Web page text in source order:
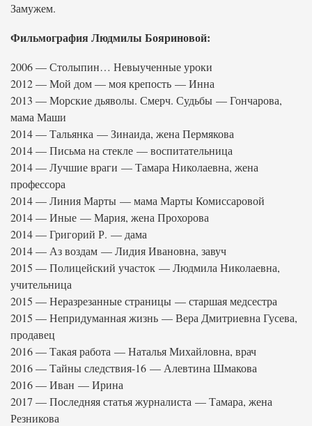
Замужем.
Фильмография Людмилы Бояриновой:
2006 — Столыпин… Невыученные уроки
2012 — Мой дом — моя крепость — Инна
2013 — Морские дьяволы. Смерч. Судьбы — Гончарова,
мама Маши
2014 — Тальянка — Зинаида, жена Пермякова
2014 — Письма на стекле — воспитательница
2014 — Лучшие враги — Тамара Николаевна, жена
профессора
2014 — Линия Марты — мама Марты Комиссаровой
2014 — Иные — Мария, жена Прохорова
2014 — Григорий Р. — дама
2014 — Аз воздам — Лидия Ивановна, завуч
2015 — Полицейский участок — Людмила Николаевна,
учительница
2015 — Неразрезанные страницы — старшая медсестра
2015 — Непридуманная жизнь — Вера Дмитриевна Гусева,
продавец
2016 — Такая работа — Наталья Михайловна, врач
2016 — Тайны следствия-16 — Алевтина Шмакова
2016 — Иван — Ирина
2017 — Последняя статья журналиста — Тамара, жена
Резникова